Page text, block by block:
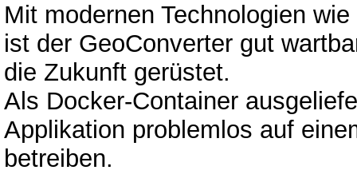
Mit modernen Technologien
ist der GeoConverter gut
die Zukunft gerüstet.
Als Docker-Container
Applikation problemlos auf
betreiben.